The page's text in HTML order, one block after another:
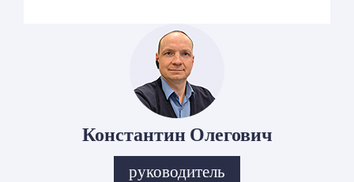
Константин Олегович
руководитель